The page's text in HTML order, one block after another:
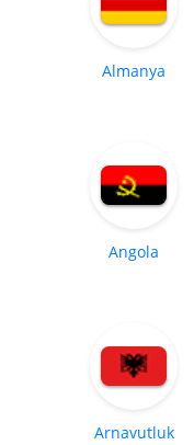
Almanya
Angola
Arnavutluk